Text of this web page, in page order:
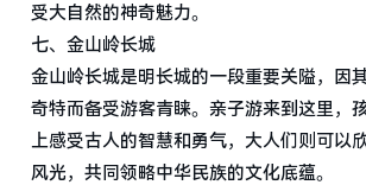
受大自然的神奇魅力。
七、金山岭长城
金山岭长城是明长城的一段重要关隘，因
奇特而备受游客青睐。亲子游来到这里，
上感受古人的智慧和勇气，大人们则可以
风光，共同领略中华民族的文化底蕴。